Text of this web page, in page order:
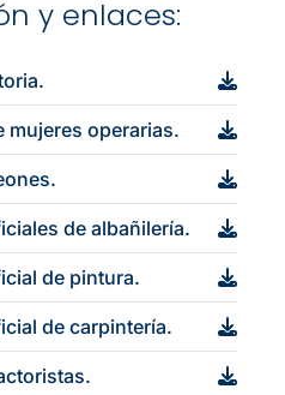
y enlaces:
mujeres operarias.
de albañilería.
de pintura.
de carpintería.